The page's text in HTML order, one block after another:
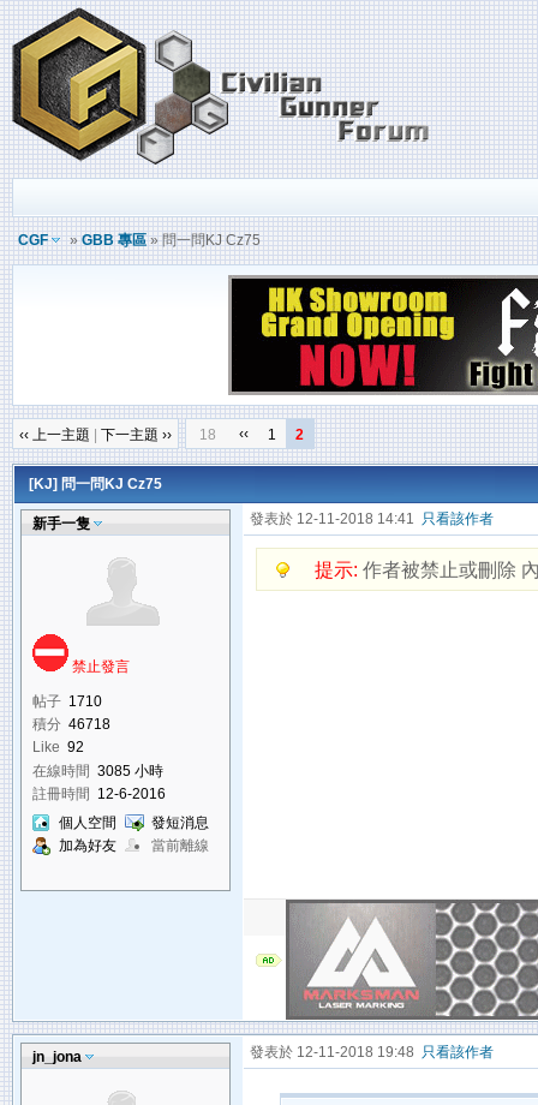
CGF »GBB 專區» 問一問KJ Cz75
‹‹ 上一主題 下一主題 ›› 18 ‹‹ 1 2
[KJ] 問一問KJ Cz75
新手一隻
禁止發言
帖子 1710
積分 46718
Like 92
在線時間 3085 小時
註冊時間 12-6-2016
個人空間
發短消息
加為好友
當前離線
發表於 12-11-2018 14:41 只看該作者
提示: 作者被禁止或刪除
jn_jona 發表於 12-11-2018 19:48 只看該作者